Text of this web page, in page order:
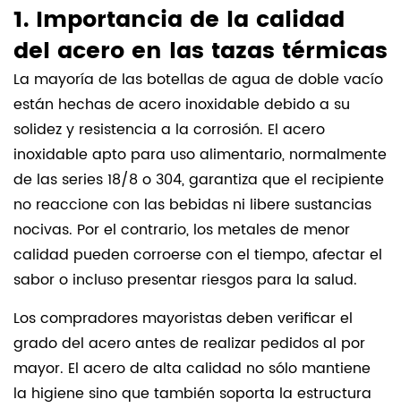
1. Importancia de la calidad
del acero en las tazas térmicas
La mayoría de las botellas de agua de doble vacío
están hechas de acero inoxidable debido a su
solidez y resistencia a la corrosión. El acero
inoxidable apto para uso alimentario, normalmente
de las series 18/8 o 304, garantiza que el recipiente
no reaccione con las bebidas ni libere sustancias
nocivas. Por el contrario, los metales de menor
calidad pueden corroerse con el tiempo, afectar el
sabor o incluso presentar riesgos para la salud.
Los compradores mayoristas deben verificar el
grado del acero antes de realizar pedidos al por
mayor. El acero de alta calidad no sólo mantiene
la higiene sino que también soporta la estructura